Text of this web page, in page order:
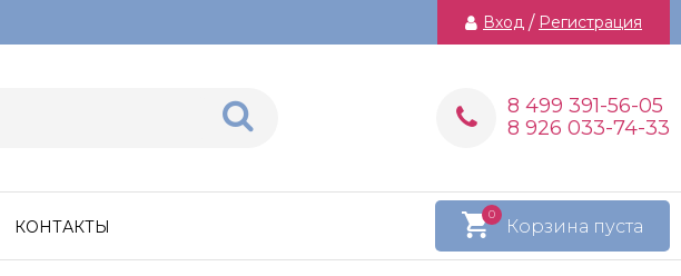
Вход / Регистрация
8 499 391-56-05
8 926 033-74-33
Корзина пуста
0
КОНТАКТЫ